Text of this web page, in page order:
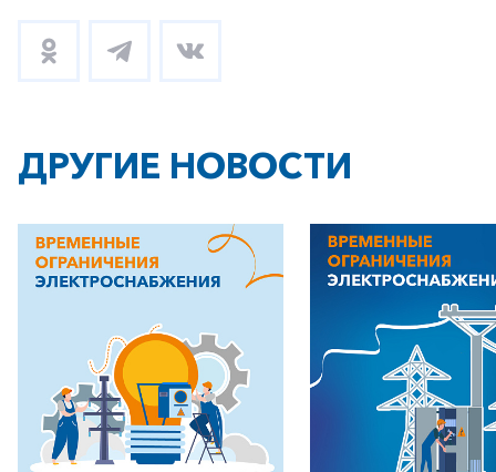
+7-800-700-24-57
Частным клиентам
Корпоративным клиентам
ДРУГИЕ НОВОСТИ